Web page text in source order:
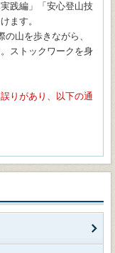
践編」「安心登山技
ます。
山を歩きながら、
ストックワークを身
りがあり、以下の通